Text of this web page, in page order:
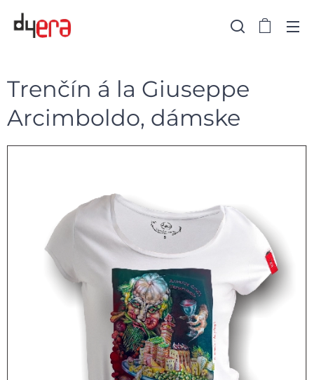
Trenčín á la Giuseppe
Arcimboldo, dámske